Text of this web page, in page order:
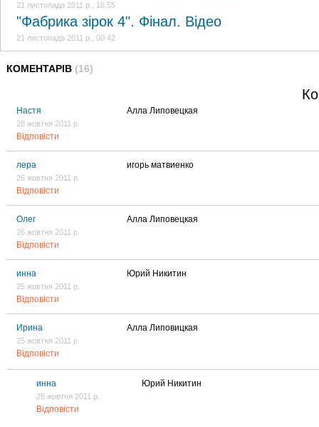
21 листопада 2011 р., 16:55
"Фабрика зірок 4". Фінал. Відео
21 листопада 2011 р., 00:42
КОМЕНТАРІВ (16)
Настя
28 жовтня 2011 р.
Відповісти
Алла Липовецкая
лера
26 жовтня 2011 р.
Відповісти
игорь матвиенко
Олег
26 жовтня 2011 р.
Відповісти
Алла Липовецкая
инна
25 жовтня 2011 р.
Відповісти
Юрий Никитин
Ирина
25 жовтня 2011 р.
Відповісти
Алла Липовицкая
инна
25 жовтня 2011 р.
Відповісти
Юрий Никитин